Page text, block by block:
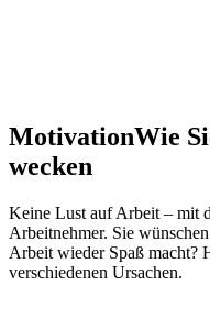
MotivationWie
wecken
Keine Lust auf Arbeit – mit
Arbeitnehmer. Sie
Arbeit wieder Spaß macht?
verschiedenen Ursachen.